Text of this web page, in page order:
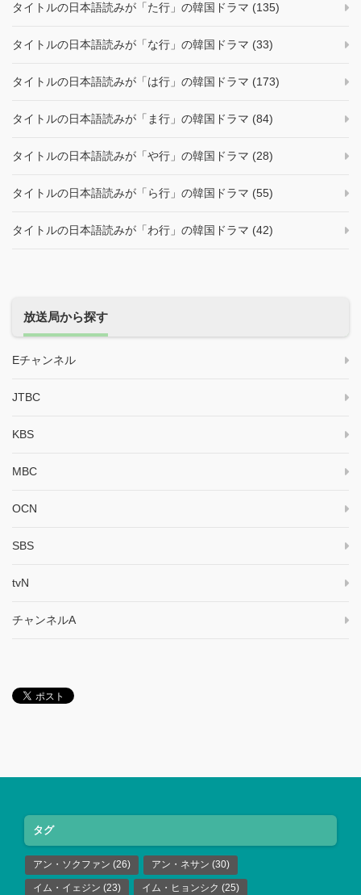
タイトルの日本語読みが「た行」の韓国ドラマ (135)
タイトルの日本語読みが「な行」の韓国ドラマ (33)
タイトルの日本語読みが「は行」の韓国ドラマ (173)
タイトルの日本語読みが「ま行」の韓国ドラマ (84)
タイトルの日本語読みが「や行」の韓国ドラマ (28)
タイトルの日本語読みが「ら行」の韓国ドラマ (55)
タイトルの日本語読みが「わ行」の韓国ドラマ (42)
放送局から探す
Eチャンネル
JTBC
KBS
MBC
OCN
SBS
tvN
チャンネルA
タグ
アン・ソクファン (26) アン・ネサン (30)
イム・イェジン (23) イム・ヒョンシク (25)